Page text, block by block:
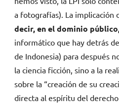
a fotografías). La implicación
decir, en el dominio
informático que hay detrás
de Indonesia) para después
la ciencia ficción, sino a la
sobre la “creación de su
directa al espíritu del